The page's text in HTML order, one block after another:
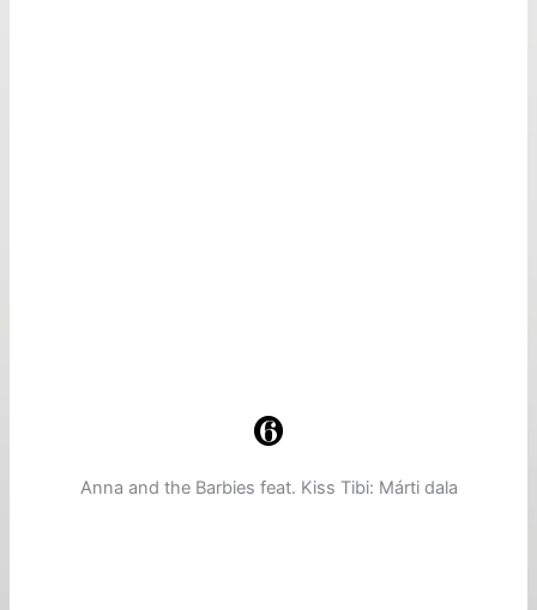
Anna and the Barbies feat. Kiss Tibi: Márti dala